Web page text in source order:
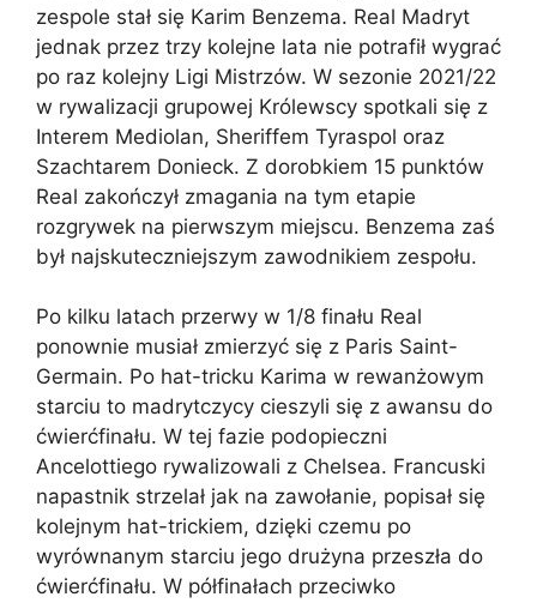
zespole stał się Karim Benzema. Real Madryt
jednak przez trzy kolejne lata nie potrafił wygrać
po raz kolejny Ligi Mistrzów. W sezonie 2021/22
w rywalizacji grupowej Królewscy spotkali się z
Interem Mediolan, Sheriffem Tyraspol oraz
Szachtarem Donieck. Z dorobkiem 15 punktów
Real zakończył zmagania na tym etapie
rozgrywek na pierwszym miejscu. Benzema zaś
był najskuteczniejszym zawodnikiem zespołu.
Po kilku latach przerwy w 1/8 finału Real
ponownie musiał zmierzyć się z Paris Saint-
Germain. Po hat-tricku Karima w rewanżowym
starciu to madrytczycy cieszyli się z awansu do
ćwierćfinału. W tej fazie podopieczni
Ancelottiego rywalizowali z Chelsea. Francuski
napastnik strzelał jak na zawołanie, popisał się
kolejnym hat-trickiem, dzięki czemu po
wyrównanym starciu jego drużyna przeszła do
ćwierćfinału. W półfinałach przeciwko